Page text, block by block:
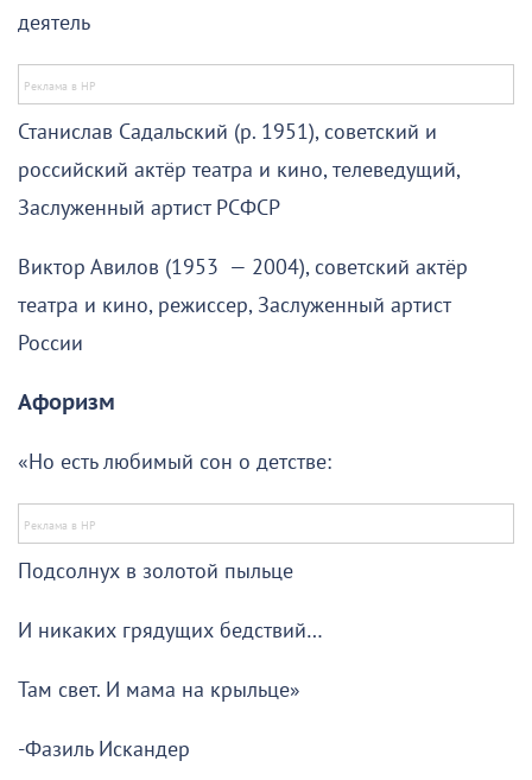
деятель
Станислав Садальский (р. 1951), советский и
российский актёр театра и кино, телеведущий,
Заслуженный артист РСФСР
Виктор Авилов (1953 — 2004), советский актёр
театра и кино, режиссер, Заслуженный артист
России
Афоризм
«Но есть любимый сон о детстве:
Подсолнух в золотой пыльце
И никаких грядущих бедствий…
Там свет. И мама на крыльце»
-Фазиль Искандер